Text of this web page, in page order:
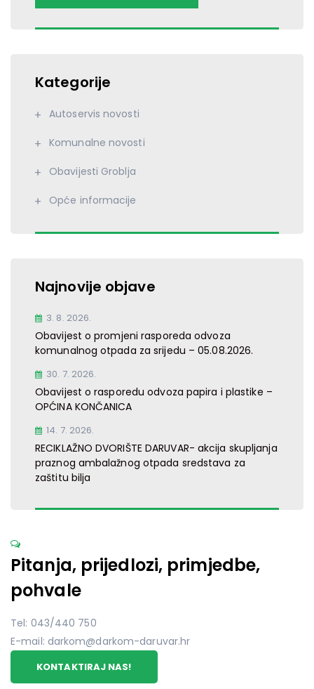
Kategorije
Autoservis novosti
Komunalne novosti
Obavijesti Groblja
Opće informacije
Najnovije objave
3. 8. 2026.
Obavijest o promjeni rasporeda odvoza
komunalnog otpada za srijedu – 05.08.2026.
30. 7. 2026.
Obavijest o rasporedu odvoza papira i plastike –
OPĆINA KONČANICA
14. 7. 2026.
RECIKLAŽNO DVORIŠTE DARUVAR- akcija skupljanja
praznog ambalažnog otpada sredstava za
zaštitu bilja
Pitanja, prijedlozi, primjedbe,
pohvale
Tel: 043/440 750
E-mail: darkom@darkom-daruvar.hr
KONTAKTIRAJ NAS!